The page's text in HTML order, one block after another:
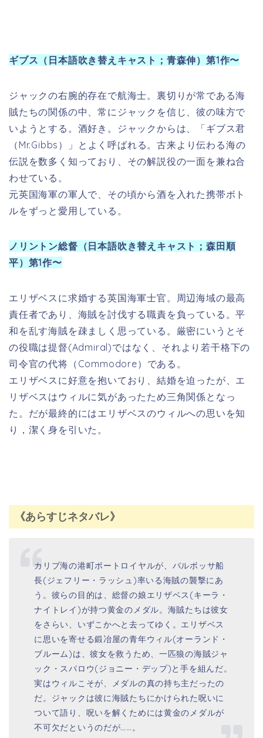
平）第1作〜
エリザベスに求婚する英国海軍士官。周辺海域の最高
責任者であり、海賊を討伐する職責を負っている。平
和を乱す海賊を疎ましく思っている。厳密にいうとそ
の役職は提督(Admiral)ではなく、それより若干格下の
司令官の代将（Commodore）である。
エリザベスに好意を抱いており、結婚を迫ったが、エ
リザベスはウィルに気があったため三角関係となっ
た。だが最終的にはエリザベスのウィルへの思いを知
《あらすじネタバレ》
カリブ海の港町ポートロイヤルが、バルボッサ船
長(ジェフリー・ラッシュ)率いる海賊の襲撃にあ
う。彼らの目的は、総督の娘エリザベス(キーラ・
ナイトレイ)が持つ黄金のメダル。海賊たちは彼女
をさらい、いずこかへと去ってゆく。エリザベス
だ。ジャックは彼に海賊たちにかけられた呪いに
ついて語り、呪いを解くためには黄金のメダルが
dtv引用
《見た人の感想は？》
パイレーツオブカリビアン呪われた海賊のジョニ
ーデップが少し若くて超絶カッコイイ～！何回観
ても面白い☺